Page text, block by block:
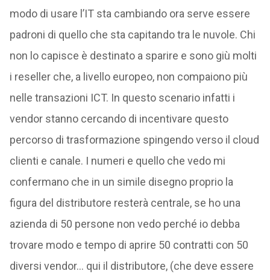
modo di usare l’IT sta cambiando ora serve essere
padroni di quello che sta capitando tra le nuvole. Chi
non lo capisce è destinato a sparire e sono giù molti
i reseller che, a livello europeo, non compaiono più
nelle transazioni ICT. In questo scenario infatti i
vendor stanno cercando di incentivare questo
percorso di trasformazione spingendo verso il cloud
clienti e canale. I numeri e quello che vedo mi
confermano che in un simile disegno proprio la
figura del distributore resterà centrale, se ho una
azienda di 50 persone non vedo perché io debba
trovare modo e tempo di aprire 50 contratti con 50
diversi vendor… qui il distributore, (che deve essere